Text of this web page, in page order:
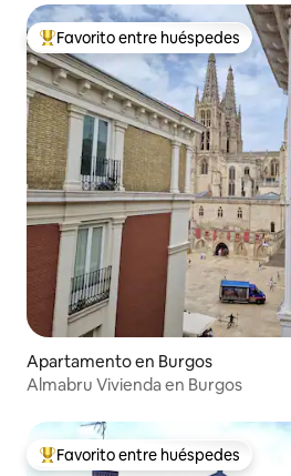
Favorito entre huéspedes preferido
Favorito entre huéspedes
Apartamento en Burgos
Almabru Vivienda en Burgos
Favorito entre huéspedes preferido
Favorito entre huéspedes